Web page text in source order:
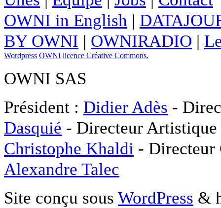
OWNI in English |
BY OWNI | OWNIRADIO |
Wordpress OWNI licence Créative Commons.
OWNI SAS
Président : Didier Adès -
Dasquié - Directeur
Christophe Khaldi -
Alexandre Talec
Site conçu sous WordPress &